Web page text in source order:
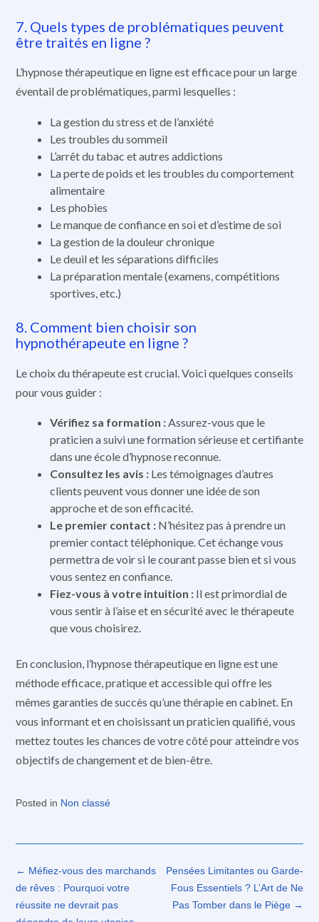
7. Quels types de problématiques peuvent
être traités en ligne ?
L’hypnose thérapeutique en ligne est efficace pour un large
éventail de problématiques, parmi lesquelles :
La gestion du stress et de l’anxiété
Les troubles du sommeil
L’arrêt du tabac et autres addictions
La perte de poids et les troubles du comportement
alimentaire
Les phobies
Le manque de confiance en soi et d’estime de soi
La gestion de la douleur chronique
Le deuil et les séparations difficiles
La préparation mentale (examens, compétitions
sportives, etc.)
8. Comment bien choisir son
hypnothérapeute en ligne ?
Le choix du thérapeute est crucial. Voici quelques conseils
pour vous guider :
Vérifiez sa formation :Assurez-vous que le
praticien a suivi une formation sérieuse et certifiante
dans une école d’hypnose reconnue.
Consultez les avis : Les témoignages d’autres
clients peuvent vous donner une idée de son
approche et de son efficacité.
Le premier contact : N’hésitez pas à prendre un
premier contact téléphonique. Cet échange vous
permettra de voir si le courant passe bien et si vous
vous sentez en confiance.
Fiez-vous à votre intuition : Il est primordial de
vous sentir à l’aise et en sécurité avec le thérapeute
que vous choisirez.
En conclusion, l’hypnose thérapeutique en ligne est une
méthode efficace, pratique et accessible qui offre les
mêmes garanties de succès qu’une thérapie en cabinet. En
vous informant et en choisissant un praticien qualifié, vous
mettez toutes les chances de votre côté pour atteindre vos
objectifs de changement et de bien-être.
Posted in Non classé
Post
navigation
Pensées Limitantes ou Garde-
Fous Essentiels ? L’Art de Ne
Pas Tomber dans le Piège →
← Méfiez-vous des marchands
de rêves : Pourquoi votre
réussite ne devrait pas